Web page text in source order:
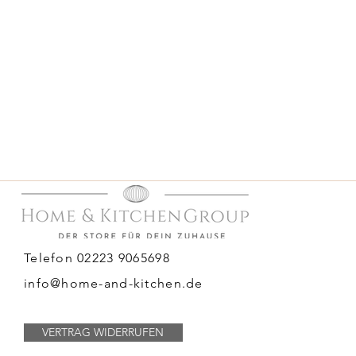
Telefon 02223 9065698
info@home-and-kitchen.de
VERTRAG WIDERRUFEN